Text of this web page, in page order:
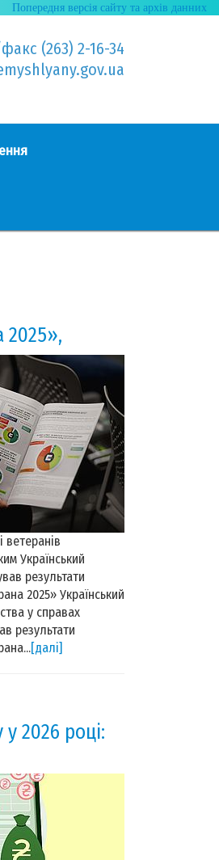
Попередня версія сайту та архів данних
(263) 2-16-34
2025»,
ветеранів
Український
результати
2025» Український
у справах
результати
[далі]
2026 році: